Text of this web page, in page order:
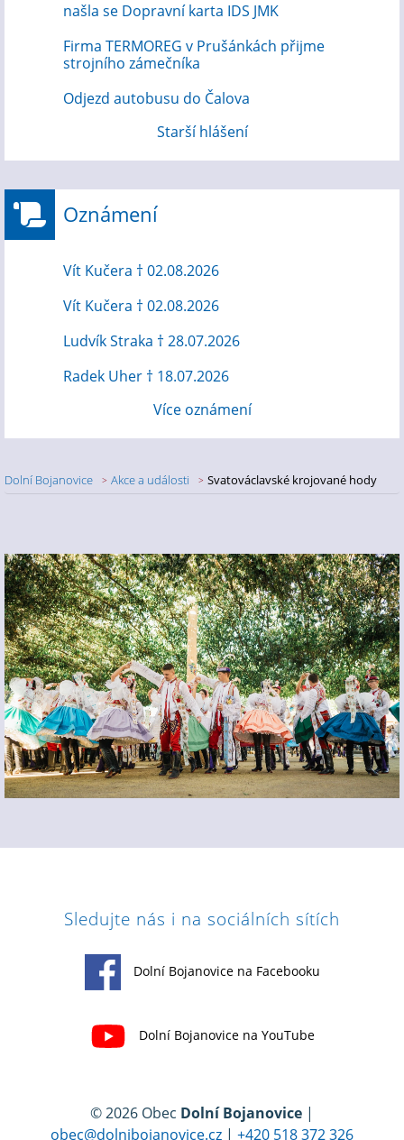
Dolní Bojanovice Akce a události Svatováclavské krojované hody
Nadpis článku
našla se Dopravní karta IDS JMK
Firma TERMOREG v Prušánkách přijme
strojního zámečníka
Odjezd autobusu do Čalova
Starší hlášení
Oznámení
Vít Kučera † 02.08.2026
Vít Kučera † 02.08.2026
Ludvík Straka † 28.07.2026
Radek Uher † 18.07.2026
Více oznámení
Sledujte nás i na sociálních sítích
Dolní Bojanovice na Facebooku
Dolní Bojanovice na YouTube
© 2026 Obec Dolní Bojanovice |
obec@dolnibojanovice.cz | +420 518 372 326